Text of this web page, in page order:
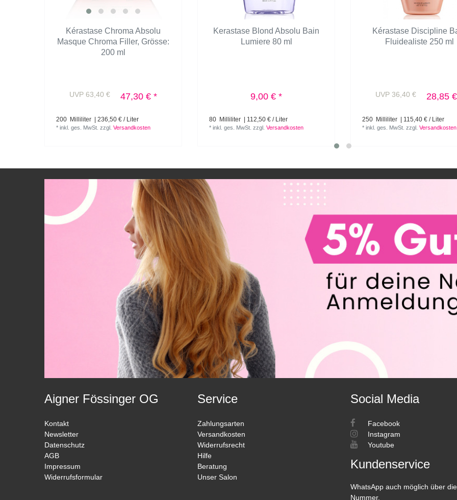
Kérastase Chroma Absolu
Masque Chroma Filler, Grösse:
200 ml
UVP 63,40 € 47,30 € *
200 Milliliter | 236,50 € / Liter
*inkl. ges. MwSt. zzgl.Versandkosten
Kerastase Blond Absolu Bain
Lumiere 80 ml
9,00 € *
80 Milliliter | 112,50 € / Liter
*inkl. ges. MwSt. zzgl.Versandkosten
Kérastase Discipline
Fluidealiste 250 ml
UVP 36,40 € 28,85
250 Milliliter | 115,40 € / Liter
*inkl. ges. MwSt. zzgl.Versandkosten
Aigner Fössinger OG
Kontakt
Newsletter
Datenschutz
AGB
Impressum
Widerrufsformular
Service
Zahlungsarten
Versandkosten
Widerrufsrecht
Hilfe
Beratung
Unser Salon
Social Media
Facebook
Instagram
Youtube
Kundenservice
WhatsApp auch möglich über
Nummer.